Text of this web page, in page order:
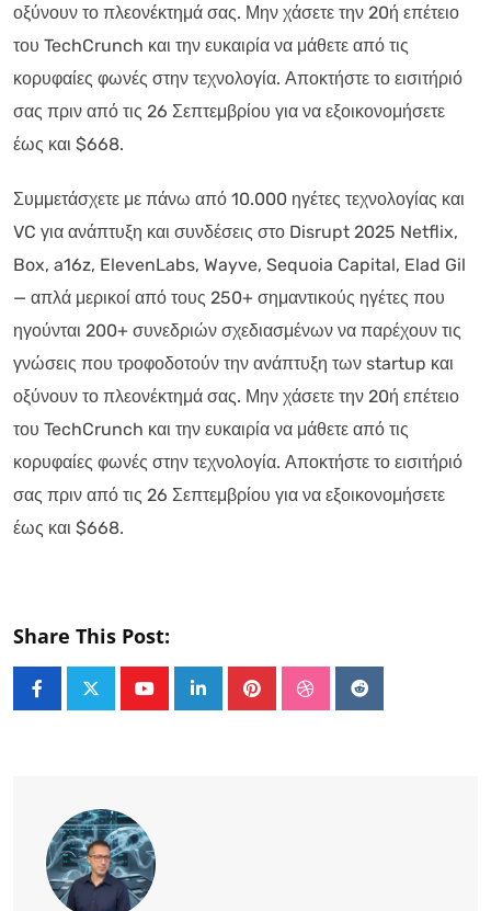
οξύνουν το πλεονέκτημά σας. Μην χάσετε την 20ή επέτειο
του TechCrunch και την ευκαιρία να μάθετε από τις
κορυφαίες φωνές στην τεχνολογία. Αποκτήστε το εισιτήριό
σας πριν από τις 26 Σεπτεμβρίου για να εξοικονομήσετε
έως και $668.
Συμμετάσχετε με πάνω από 10.000 ηγέτες τεχνολογίας και
VC για ανάπτυξη και συνδέσεις στο Disrupt 2025 Netflix,
Box, a16z, ElevenLabs, Wayve, Sequoia Capital, Elad Gil
— απλά μερικοί από τους 250+ σημαντικούς ηγέτες που
ηγούνται 200+ συνεδριών σχεδιασμένων να παρέχουν τις
γνώσεις που τροφοδοτούν την ανάπτυξη των startup και
οξύνουν το πλεονέκτημά σας. Μην χάσετε την 20ή επέτειο
του TechCrunch και την ευκαιρία να μάθετε από τις
κορυφαίες φωνές στην τεχνολογία. Αποκτήστε το εισιτήριό
σας πριν από τις 26 Σεπτεμβρίου για να εξοικονομήσετε
έως και $668.
Share This Post:
YoutubeLinkedInPinterestStumbleUpon
Reddit